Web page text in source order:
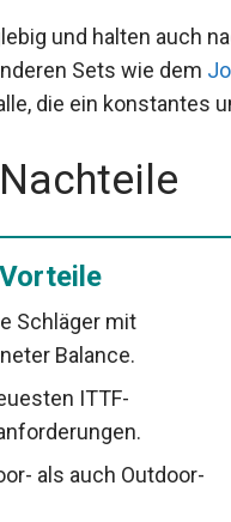
und halten auch
Sets wie dem
die ein konstantes
Vorteile
Schläger mit
Balance.
ITTF-
als auch Outdoor-